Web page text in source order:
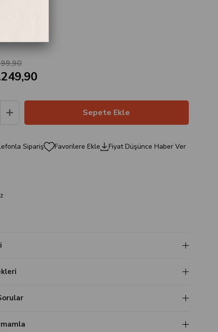
Sipariş Favorilere Ekle Fiyat Düşünce Haber Ver